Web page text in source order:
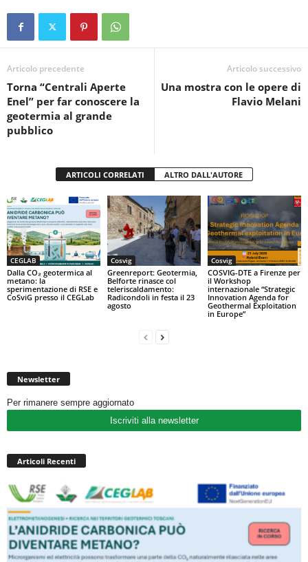
c
b
o
o
k
tt
at
s
A
p
t
vi
Articolo precedente
Torna “Centrali Aperte
Enel” per far conoscere la
geotermia al grande
pubblico
Articolo successivo
Una mostra con le opere di
Flavio Melani
ARTICOLI CORRELATI ALTRO DALL'AUTORE
CEGLAB
Dalla CO₂ geotermica al
metano: la
sperimentazione di RSE e
CoSviG presso il CEGLab
Cosvig
Greenreport: Geotermia,
Belforte rinasce col
teleriscaldamento:
Radicondoli in festa il 23
agosto
Cosvig
COSVIG-DTE a Firenze per
il Workshop
internazionale “Strategic
Innovation Agenda for
Geothermal Exploitation
in Europe”
Newsletter
Per rimanere sempre aggiornato
Iscriviti alla newsletter
Articoli Recenti